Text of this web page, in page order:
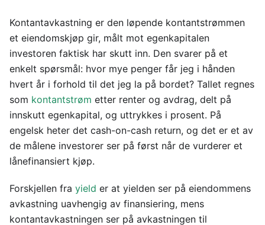
Kontantavkastning er den løpende kontantstrømmen
et eiendomskjøp gir, målt mot egenkapitalen
investoren faktisk har skutt inn. Den svarer på et
enkelt spørsmål: hvor mye penger får jeg i hånden
hvert år i forhold til det jeg la på bordet? Tallet regnes
som kontantstrøm etter renter og avdrag, delt på
innskutt egenkapital, og uttrykkes i prosent. På
engelsk heter det cash-on-cash return, og det er et av
de målene investorer ser på først når de vurderer et
lånefinansiert kjøp.
Forskjellen fra yield er at yielden ser på eiendommens
avkastning uavhengig av finansiering, mens
kontantavkastningen ser på avkastningen til